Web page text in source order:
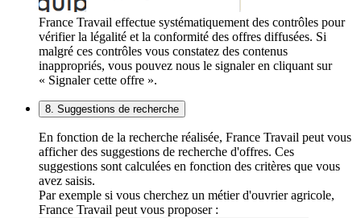
France Travail effectue systématiquement des contrôles pour
vérifier la légalité et la conformité des offres diffusées. Si
malgré ces contrôles vous constatez des contenus
inappropriés, vous pouvez nous le signaler en cliquant sur
« Signaler cette offre ».
8. Suggestions de recherche
En fonction de la recherche réalisée, France Travail peut vous
afficher des suggestions de recherche d'offres. Ces
suggestions sont calculées en fonction des critères que vous
avez saisis.
Par exemple si vous cherchez un métier d'ouvrier agricole,
France Travail peut vous proposer :